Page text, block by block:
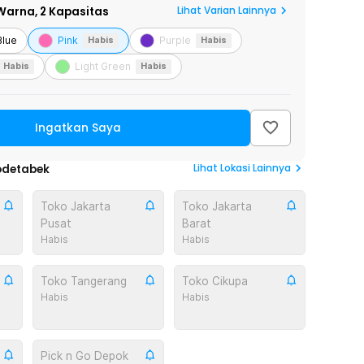
2 Kapasitas Lihat Varian Lainnya
Pink Habis Purple Habis
Habis Light Green Habis
Ingatkan Saya
Lihat Lokasi Lainnya
Toko Jakarta
Pusat
Habis
Toko Jakarta
Barat
Habis
Toko Tangerang
Habis
Toko Cikupa
Habis
Pick n Go Depok